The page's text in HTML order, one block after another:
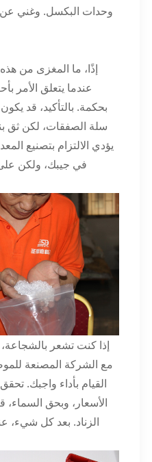
وحدات البكسل. وغني عن
إذًا، ما المغزى من
عندما يتعلق الأمر
بحكمة. بالتأكيد، قد
سلة الصفقات، لكن ثق
يؤدي الالتزام بتصنيع
في جيبك، ولكن
إذا كنت تشعر بالشجاعة،
مع الشركة المصنعة
القيام بأداء واجبك.
الأسعار، وبحق
الزناد. بعد كل شيء،